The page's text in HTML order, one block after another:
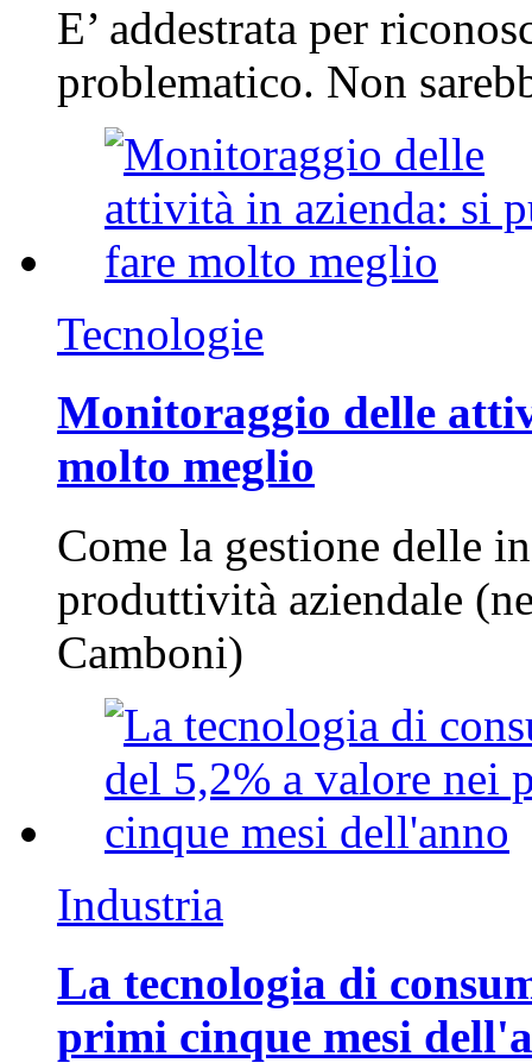
E’ addestrata per
problematico. Non
Tecnologie
Monitoraggio delle
molto meglio
Come la gestione delle
produttività aziendale
Camboni)
Industria
La tecnologia di
primi cinque mesi